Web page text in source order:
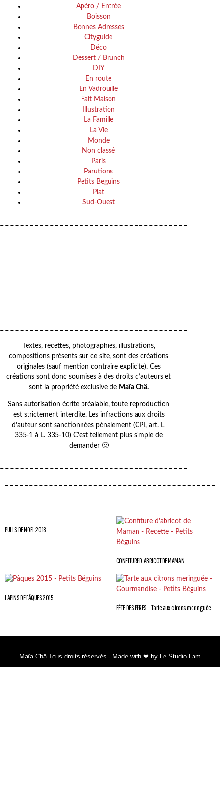
Apéro / Entrée
Boisson
Bonnes Adresses
Cityguide
Déco
Dessert / Brunch
DIY
En route
En Vadrouille
Fait Maison
Illustration
La Famille
La Vie
Monde
Non classé
Paris
Parutions
Petits Beguins
Plat
Sud-Ouest
Textes, recettes, photographies, illustrations,
compositions présents sur ce site, sont des créations
originales (sauf mention contraire explicite). Ces
créations sont donc soumises à des droits d’auteurs et
sont la propriété exclusive de Maïa Chä.
Sans autorisation écrite préalable, toute reproduction
est strictement interdite. Les infractions aux droits
d’auteur sont sanctionnées pénalement (CPI, art. L.
335-1 à L. 335-10) C’est tellement plus simple de
demander 🙂
PULLS DE NOËL 2018
CONFITURE D’ABRICOT DE MAMAN
LAPINS DE PÂQUES 2015
FÊTE DES PÈRES – Tarte aux citrons meringuée –
Maïa Chä Tous droits réservés - Made with ❤ by Le Studio Lam